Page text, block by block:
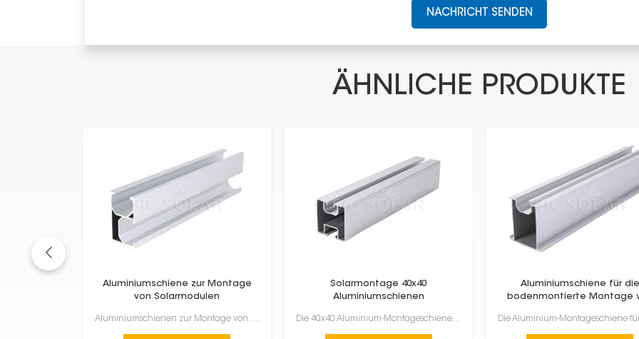
NACHRICHT SENDEN
ÄHNLICHE PRODUKTE
Aluminiumschiene zur Montage
von Solarmodulen
Aluminiumschienen zur Montage von Solarmodulen sind für die Installation von Solarmodulen unerlässli...
Solarmontage 40x40
Aluminiumschienen
Die 40x40 Aluminium-Montageschienen für Solaranlagen sind robust, leicht und langlebig. Sie eignen s...
Aluminiumschiene für die
bodenmontierte Montage